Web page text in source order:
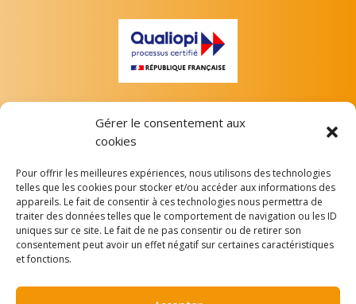
Gérer le consentement aux
cookies
Pour offrir les meilleures expériences, nous utilisons des technologies
telles que les cookies pour stocker et/ou accéder aux informations des
appareils. Le fait de consentir à ces technologies nous permettra de
traiter des données telles que le comportement de navigation ou les ID
uniques sur ce site. Le fait de ne pas consentir ou de retirer son
consentement peut avoir un effet négatif sur certaines caractéristiques
et fonctions.
Depuis le 7 juillet 2023, L’A.M.I est certifiée conformément
aux exigences du Référentiel National de Certification
Qualité des organismes mentionnés à l’article L.6351-1 du
Code du travail. La certification qualité a été délivrée au titre